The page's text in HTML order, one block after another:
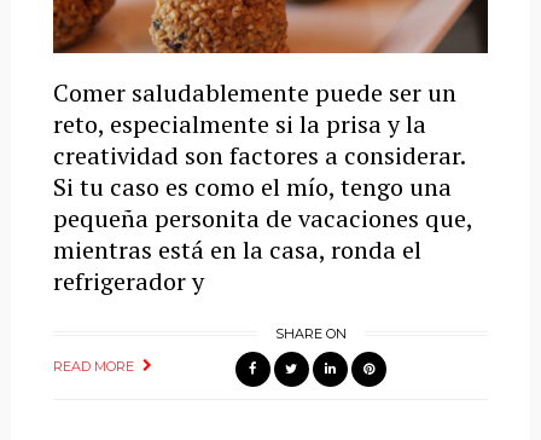
Comer saludablemente puede ser un
reto, especialmente si la prisa y la
creatividad son factores a considerar.
Si tu caso es como el mío, tengo una
pequeña personita de vacaciones que,
mientras está en la casa, ronda el
refrigerador y
READ MORE
SHARE ON